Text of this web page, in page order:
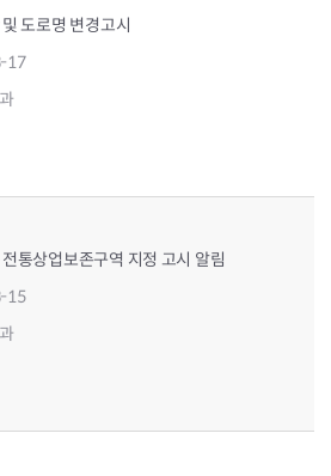
도로명 변경고시
17
통상업보존구역 지정 고시 알림
15